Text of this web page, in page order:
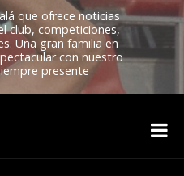
que ofrece noticias
club, competiciones,
Una gran familia en
con nuestro
presente